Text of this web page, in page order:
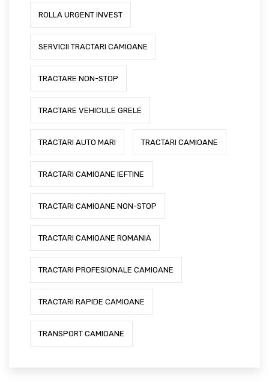
ROLLA URGENT INVEST
SERVICII TRACTARI CAMIOANE
TRACTARE NON-STOP
TRACTARE VEHICULE GRELE
TRACTARI AUTO MARI TRACTARI CAMIOANE
TRACTARI CAMIOANE IEFTINE
TRACTARI CAMIOANE NON-STOP
TRACTARI CAMIOANE ROMANIA
TRACTARI PROFESIONALE CAMIOANE
TRACTARI RAPIDE CAMIOANE
TRANSPORT CAMIOANE